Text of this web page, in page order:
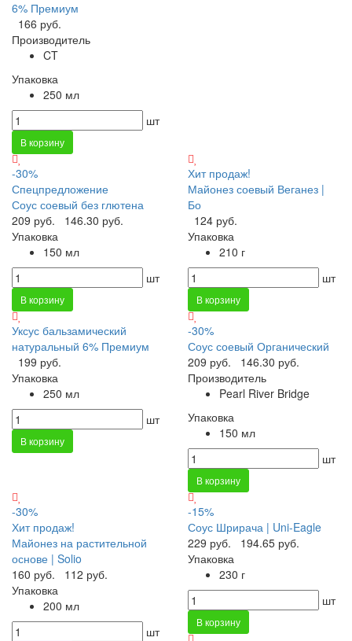
6% Премиум
166 руб.
Производитель
CT
Упаковка
250 мл
шт
В корзину
-30%
Спецпредложение
Соус соевый без глютена
209 руб.
146.30 руб.
Упаковка
150 мл
шт
В корзину
Хит продаж!
Майонез соевый Веганез |
Бо
124 руб.
Упаковка
210 г
шт
В корзину
Уксус бальзамический
натуральный 6% Премиум
199 руб.
Упаковка
250 мл
шт
В корзину
-30%
Соус соевый Органический
209 руб.
146.30 руб.
Производитель
Pearl River Bridge
Упаковка
150 мл
шт
В корзину
-30%
Хит продаж!
Майонез на растительной
основе | Solio
160 руб.
112 руб.
Упаковка
200 мл
шт
-15%
Соус Шрирача | Uni-Eagle
229 руб.
194.65 руб.
Упаковка
230 г
шт
В корзину